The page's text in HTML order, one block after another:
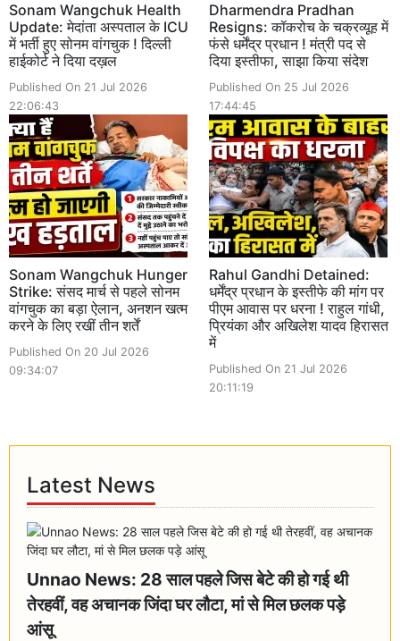
Sonam Wangchuk Health
Update: मेदांता अस्पताल के ICU
में भर्ती हुए सोनम वांगचुक ! दिल्ली
हाईकोर्ट ने दिया दख़ल
Published On 21 Jul 2026
22:06:43
Dharmendra Pradhan
Resigns: कॉकरोच के चक्रव्यूह में
फंसे धर्मेंद्र प्रधान ! मंत्री पद से
दिया इस्तीफा, साझा किया संदेश
Published On 25 Jul 2026
17:44:45
Sonam Wangchuk Hunger
Strike: संसद मार्च से पहले सोनम
वांगचुक का बड़ा ऐलान, अनशन खत्म
करने के लिए रखीं तीन शर्तें
Published On 20 Jul 2026
09:34:07
Rahul Gandhi Detained:
धर्मेंद्र प्रधान के इस्तीफे की मांग पर
पीएम आवास पर धरना ! राहुल गांधी,
प्रियंका और अखिलेश यादव हिरासत
में
Published On 21 Jul 2026
20:11:19
Latest News
Unnao News: 28 साल पहले जिस बेटे की हो गई थी
तेरहवीं, वह अचानक जिंदा घर लौटा, मां से मिल छलक पड़े
आंसू